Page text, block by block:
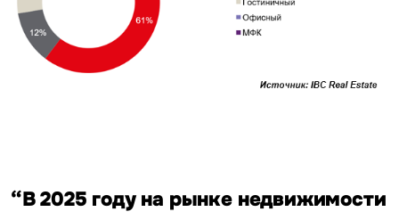
“В 2025 году на рынке недвижимости
Задайте свой вопрос
Предложение
Это обязательное поле